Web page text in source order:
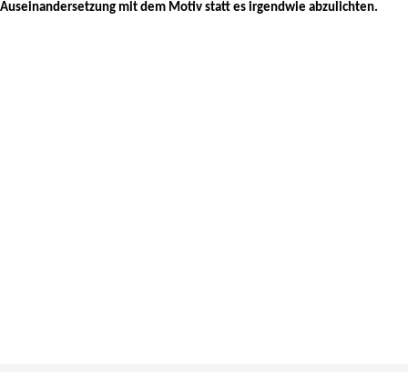
Auseinandersetzung mit dem Motiv statt es irgendwie abzulichten.